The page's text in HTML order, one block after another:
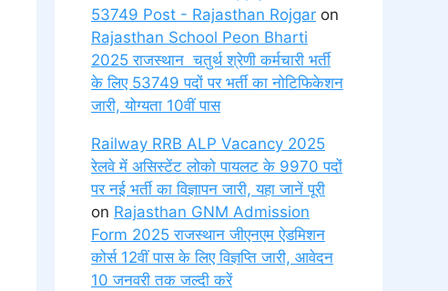
53749 Post - Rajasthan Rojgar on
Rajasthan School Peon Bharti
2025 राजस्थान चतुर्थ श्रेणी कर्मचारी भर्ती
के लिए 53749 पदों पर भर्ती का नोटिफिकेशन
जारी, योग्यता 10वीं पास
Railway RRB ALP Vacancy 2025
रेलवे में असिस्टेंट लोको पायलट के 9970 पदों
पर नई भर्ती का विज्ञापन जारी, यहा जानें पूरी
on Rajasthan GNM Admission
Form 2025 राजस्थान जीएनएम ऐडमिशन
कोर्स 12वीं पास के लिए विज्ञप्ति जारी, आवेदन
10 जनवरी तक जल्दी करें